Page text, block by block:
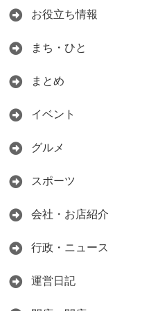
お役立ち情報
まち・ひと
まとめ
イベント
グルメ
スポーツ
会社・お店紹介
行政・ニュース
運営日記